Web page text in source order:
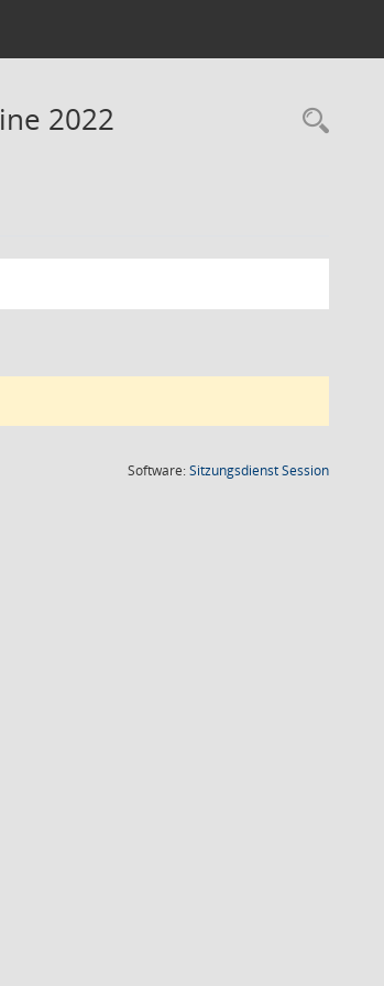
2022
Software:SitzungsdienstSession(Wird in